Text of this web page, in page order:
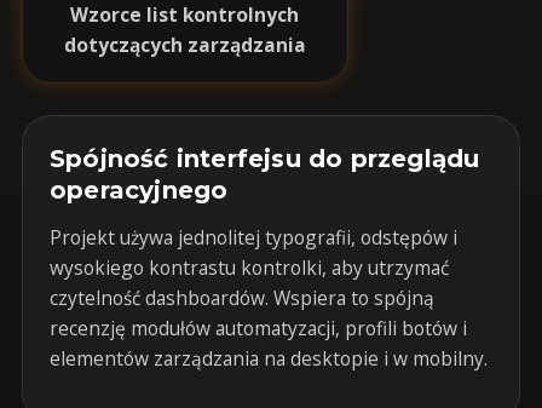
Wzorce list kontrolnych
dotyczących zarządzania
Spójność interfejsu do przeglądu
operacyjnego
Projekt używa jednolitej typografii, odstępów i
wysokiego kontrastu kontrolki, aby utrzymać
czytelność dashboardów. Wspiera to spójną
recenzję modułów automatyzacji, profili botów i
elementów zarządzania na desktopie i w mobilny.